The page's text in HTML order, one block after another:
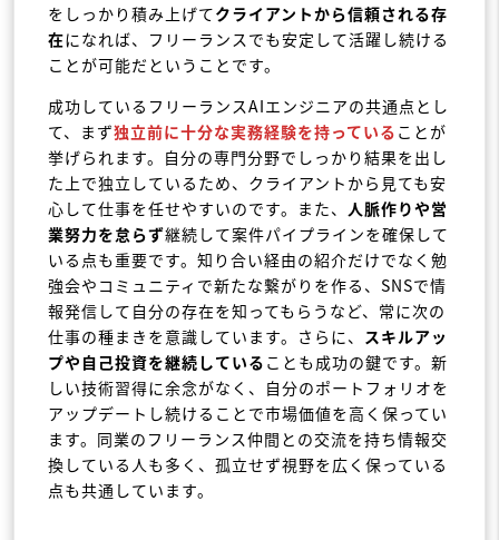
をしっかり積み上げてクライアントから信頼される存
在になれば、フリーランスでも安定して活躍し続ける
ことが可能だということです。
成功しているフリーランスAIエンジニアの共通点とし
て、まず独立前に十分な実務経験を持っている ことが
挙げられます。自分の専門分野でしっかり結果を出し
た上で独立しているため、クライアントから見ても安
心して仕事を任せやすいのです。また、
人脈作りや営
業努力を怠らず継続して案件パイプラインを確保して
いる点も重要です。知り合い経由の紹介だけでなく勉
強会やコミュニティで新たな繋がりを作る、SNSで情
報発信して自分の存在を知ってもらうなど、常に次の
仕事の種まきを意識しています。さらに、
スキルアッ
プや自己投資を継続している ことも成功の鍵です。新
しい技術習得に余念がなく、自分のポートフォリオを
アップデートし続けることで市場価値を高く保ってい
ます。同業のフリーランス仲間との交流を持ち情報交
換している人も多く、孤立せず視野を広く保っている
点も共通しています。